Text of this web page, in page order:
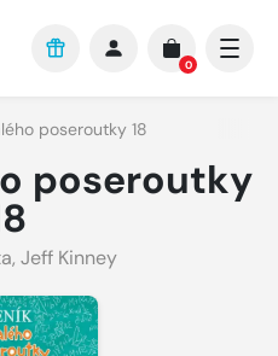
0
poseroutky 18
poseroutky
, Jeff Kinney